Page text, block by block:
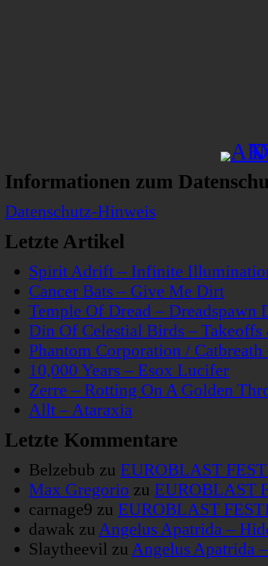
Informationen zum
Datenschutz-Hinweis
Letzte Artikel
Spirit Adrift – Infinite
Cancer Bats – Give Me Dirt
Temple Of Dread – Dreadspawn
Din Of Celestial Birds –
Phantom Corporation /
10,000 Years – Esox Lucifer
Zerre – Rotting On A Golden
Allt – Ataraxia
Letzte Kommentare
Belzebub zu EUROBLAST
Max Gregorio zu EUROBLAST
carnage9 zu EUROBLAST
dawak zu Angelus Apatrida –
Slaytheevil zu Angelus Apatrida